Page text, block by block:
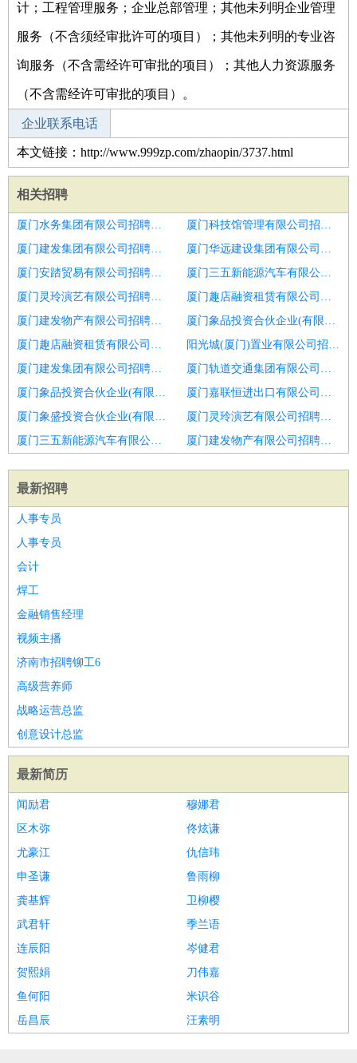
计；工程管理服务；企业总部管理；其他未列明企业管理
服务（不含须经审批许可的项目）；其他未列明的专业咨
询服务（不含需经许可审批的项目）；其他人力资源服务
（不含需经许可审批的项目）。
企业联系电话
本文链接：http://www.999zp.com/zhaopin/3737.html
相关招聘
厦门水务集团有限公司招聘区域经理
厦门科技馆管理有限公司招聘区域经理
厦门建发集团有限公司招聘日照市招聘区域销售6
厦门华远建设集团有限公司招聘区域销售代表
厦门安踏贸易有限公司招聘区域经理
厦门三五新能源汽车有限公司招聘宜宾市区域市场部经理
厦门灵玲演艺有限公司招聘青岛市招聘业务代表3
厦门趣店融资租赁有限公司招聘销售工程师
厦门建发物产有限公司招聘钢结构销售岗位
厦门象品投资合伙企业(有限合伙)招聘销售主管
厦门趣店融资租赁有限公司招聘大客户销售
阳光城(厦门)置业有限公司招聘云产品销售区域负责人
厦门建发集团有限公司招聘区域经理
厦门轨道交通集团有限公司招聘彩钢销售人才
厦门象品投资合伙企业(有限合伙)招聘淄博市招聘区域销售6
厦门嘉联恒进出口有限公司招聘区域销售
厦门象盛投资合伙企业(有限合伙)招聘区域销售
厦门灵玲演艺有限公司招聘整体门窗系统区域销售
厦门三五新能源汽车有限公司招聘销售主管
厦门建发物产有限公司招聘区域销售专员
最新招聘
人事专员
人事专员
会计
焊工
金融销售经理
视频主播
济南市招聘铆工6
高级营养师
战略运营总监
创意设计总监
最新简历
闻励君
穆娜君
区木弥
佟炫谦
尤豪江
仇信玮
申圣谦
鲁雨柳
龚基辉
卫柳樱
武君轩
季兰语
连辰阳
岑健君
贺熙娟
刀伟嘉
鱼何阳
米识谷
岳昌辰
汪素明